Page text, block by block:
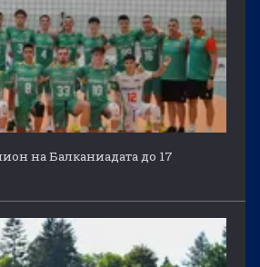
на Балканиадата до 17